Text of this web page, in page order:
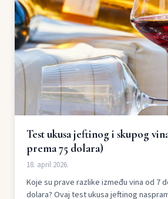
Test ukusa jeftinog i skupog
prema 75 dolara)
18. april 2026.
Koje su prave razlike između vina od 7
dolara? Ovaj test ukusa jeftinog